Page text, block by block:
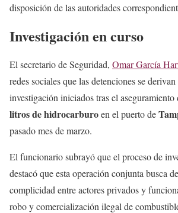
disposición de las autoridades
Investigación en curso
El secretario de Seguridad, Omar García
redes sociales que las detenciones se
investigación iniciados tras el aseguramiento
litros de hidrocarburoen el puerto de
pasado mes de marzo.
El funcionario subrayó que el proceso de
destacó que esta operación conjunta busca
complicidad entre actores privados y
robo y comercialización ilegal de